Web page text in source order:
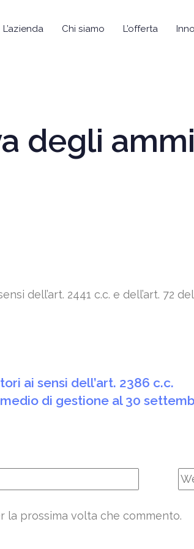
L’azienda Chi siamo L’offerta
degli
dell’art. 2441 c.c. e dell’art. 72
ai sensi dell’art. 2386 c.c.
di gestione al 30
la prossima volta che commento.